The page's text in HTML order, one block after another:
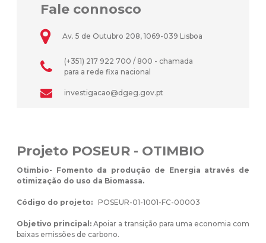
Fale connosco
Av. 5 de Outubro 208, 1069-039 Lisboa
(+351) 217 922 700 / 800 - chamada
para a rede fixa nacional
investigacao@dgeg.gov.pt
Projeto POSEUR - OTIMBIO
Otimbio- Fomento da produção de Energia através de
otimização do uso da Biomassa.
Código do projeto: POSEUR-01-1001-FC-00003
Objetivo principal: Apoiar a transição para uma economia com
baixas emissões de carbono.